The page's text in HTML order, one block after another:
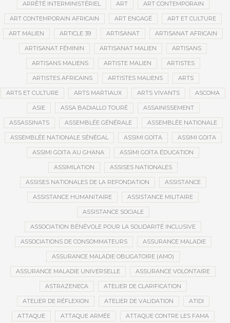
ARRÊTÉ INTERMINISTÉRIEL ART ART CONTEMPORAIN
ART CONTEMPORAIN AFRICAIN ART ENGAGÉ ART ET CULTURE
ART MALIEN ARTICLE 39 ARTISANAT ARTISANAT AFRICAIN
ARTISANAT FÉMININ ARTISANAT MALIEN ARTISANS
ARTISANS MALIENS ARTISTE MALIEN ARTISTES
ARTISTES AFRICAINS ARTISTES MALIENS ARTS
ARTS ET CULTURE ARTS MARTIAUX ARTS VIVANTS ASCOMA
ASIE ASSA BADIALLO TOURÉ ASSAINISSEMENT
ASSASSINATS ASSEMBLÉE GÉNÉRALE ASSEMBLÉE NATIONALE
ASSEMBLÉE NATIONALE SÉNÉGAL ASSIMI GOÏTA ASSIMI GOITA
ASSIMI GOITA AU GHANA ASSIMI GOÏTA ÉDUCATION
ASSIMILATION ASSISES NATIONALES
ASSISES NATIONALES DE LA REFONDATION ASSISTANCE
ASSISTANCE HUMANITAIRE ASSISTANCE MILITAIRE
ASSISTANCE SOCIALE
ASSOCIATION BÉNÉVOLE POUR LA SOLIDARITÉ INCLUSIVE
ASSOCIATIONS DE CONSOMMATEURS ASSURANCE MALADIE
ASSURANCE MALADIE OBLIGATOIRE (AMO)
ASSURANCE MALADIE UNIVERSELLE ASSURANCE VOLONTAIRE
ASTRAZENECA ATELIER DE CLARIFICATION
ATELIER DE RÉFLEXION ATELIER DE VALIDATION ATIDI
ATTAQUE ATTAQUE ARMÉE ATTAQUE CONTRE LES FAMA